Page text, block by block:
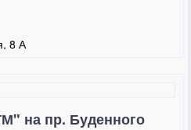
8 А
на пр. Буденного